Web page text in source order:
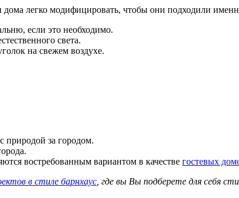
легко модифицировать, чтобы они подходили
если это необходимо.
света.
на свежем воздухе.
за городом.
востребованным вариантом в качестве гостевых
в стиле барнхаус , где вы Вы подберете для себя